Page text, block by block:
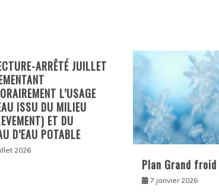
ARRÊTÉ JUILLET
L’USAGE
ISSU DU MILIEU
ET DU
D’EAU POTABLE
2026
Plan Grand froid
7 janvier 2026